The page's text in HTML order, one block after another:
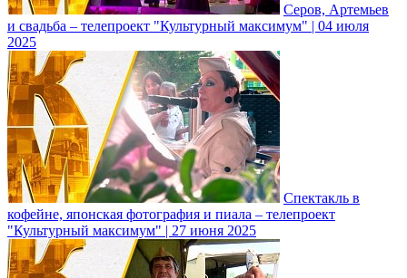
Серов, Артемьев
и свадьба – телепроект "Культурный максимум" | 04 июля
2025
Спектакль в
кофейне, японская фотография и пиала – телепроект
"Культурный максимум" | 27 июня 2025